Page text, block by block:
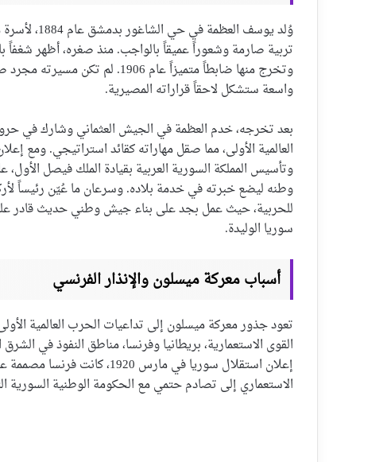
وُلد يوسف
تربية صارمة وشعوراً عميقاً بالواجب. منذ صغره، أظهر شغفاً
وتخرج منها ضابطاً متميزاً عام
واسعة ستشكل لاحقاً قراراته المصيرية.
بعد تخرجه، خدم العظمة في الجيش العثماني وشارك في
العالمية الأولى، مما صقل مهاراته كقائد استراتيجي. ومع
وتأسيس المملكة السورية العربية بقيادة الملك فيصل
وطنه ليضع خبرته في خدمة بلاده. وسرعان ما عُيّن رئيساً
للحربية، حيث عمل بجد على بناء جيش وطني حديث قادر
سوريا الوليدة.
أسباب معركة ميسلون والإنذار الفرنسي
تعود جذور معركة ميسلون إلى تداعيات الحرب العالمية
القوى الاستعمارية، بريطانيا وفرنسا، مناطق النفوذ في
إعلان استقلال سوريا في مارس
الاستعماري إلى تصادم حتمي مع الحكومة الوطنية السورية